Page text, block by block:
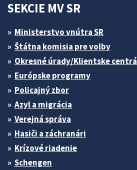
SEKCIE MV SR
Ministerstvo vnútra SR
Štátna komisia pre volby
Okresné úrady/Klientske centrá
Európske programy
Policajný zbor
Azyl a migrácia
Verejná správa
Hasiči a záchranári
Krízové riadenie
Schengen